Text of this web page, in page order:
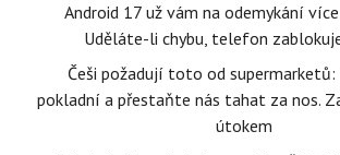
Android 17 už vám na odemykání
Uděláte-li chybu, telefon
Češi požadují toto od supermarketů:
pokladní a přestaňte nás tahat za nos.
útokem